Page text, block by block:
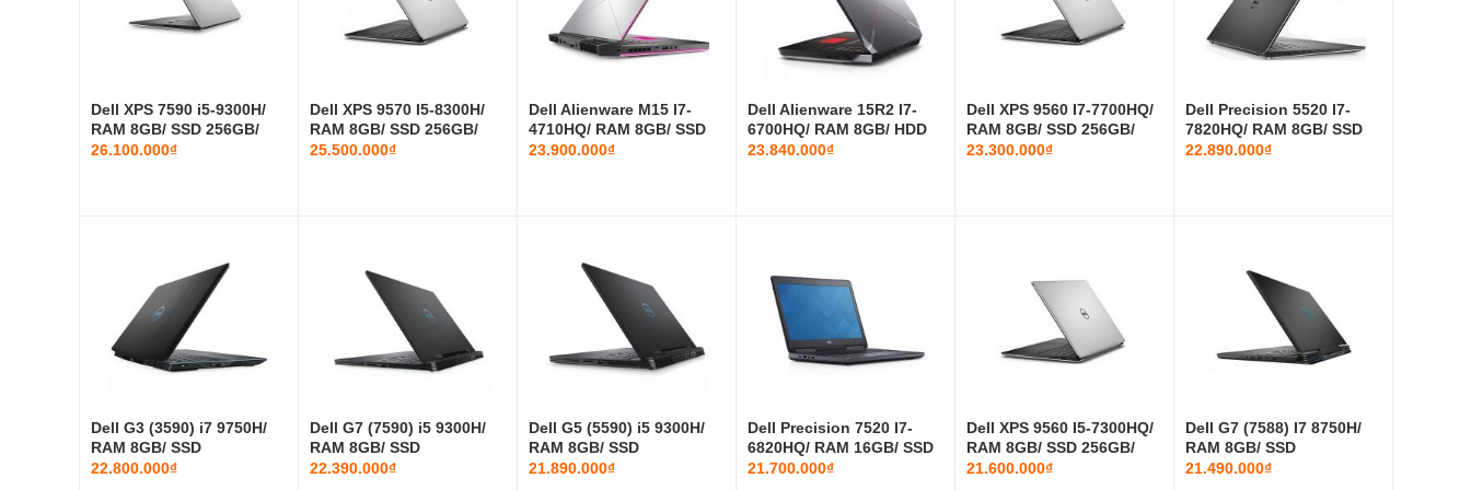
Dell XPS 7590 i5-9300H/
RAM 8GB/ SSD 256GB/
UHD Gr...
26.100.000₫
Dell XPS 9570 I5-8300H/
RAM 8GB/ SSD 256GB/
UHD Gr...
25.500.000₫
Dell Alienware M15 I7-
4710HQ/ RAM 8GB/ SSD
128GB +...
23.900.000₫
Dell Alienware 15R2 I7-
6700HQ/ RAM 8GB/ HDD
1TB/ G...
23.840.000₫
Dell XPS 9560 I7-7700HQ/
RAM 8GB/ SSD 256GB/
GTX 1...
23.300.000₫
Dell Precision 5520 I7-
7820HQ/ RAM 8GB/ SSD
256GB/...
22.890.000₫
Dell G3 (3590) i7 9750H/
RAM 8GB/ SSD
128GB+HDD 1T...
22.800.000₫
Dell G7 (7590) i5 9300H/
RAM 8GB/ SSD
128GB+HDD 1T...
22.390.000₫
Dell G5 (5590) i5 9300H/
RAM 8GB/ SSD
128GB+HDD 1T...
21.890.000₫
‎Dell Precision 7520 I7-
6820HQ/ RAM 16GB/ SSD
256G...
21.700.000₫
Dell XPS 9560 I5-7300HQ/
RAM 8GB/ SSD 256GB/
GTX 1...
21.600.000₫
Dell G7 (7588) I7 8750H/
RAM 8GB/ SSD
128GB+HDD 1T...
21.490.000₫